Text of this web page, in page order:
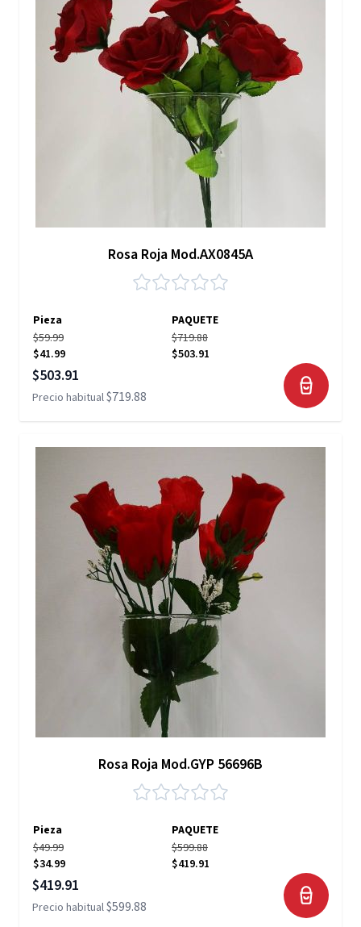
Rosa Roja Mod.AX0845A
Pieza
PAQUETE
$59.99
$41.99
$719.88
$503.91
Precio especial
$503.91
Precio habitual$719.88
Rosa Roja Mod.GYP 56696B
Pieza
PAQUETE
$49.99
$34.99
$599.88
$419.91
Precio especial
$419.91
Precio habitual$599.88